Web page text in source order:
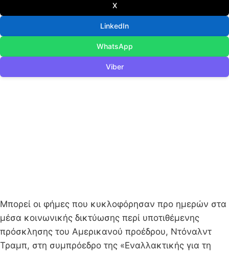
X
LinkedIn
WhatsApp
Viber
Μπορεί οι φήμες που κυκλοφόρησαν προ ημερών στα
μέσα κοινωνικής δικτύωσης περί υποτιθέμενης
πρόσκλησης του Αμερικανού προέδρου, Ντόναλντ
Τραμπ, στη συμπρόεδρο της «Εναλλακτικής για τη